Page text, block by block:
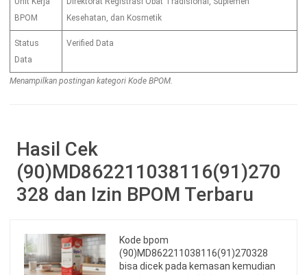
BPOM
Kesehatan, dan Kosmetik
Status
Data
Verified Data
Menampilkan postingan kategori Kode BPOM.
Hasil Cek
(90)MD862211038116(91)270
328 dan Izin BPOM Terbaru
Kode bpom
(90)MD862211038116(91)270328
bisa dicek pada kemasan kemudian